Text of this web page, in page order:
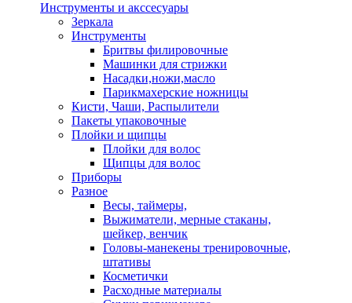
Инструменты и акссесуары
Зеркала
Инструменты
Бритвы филировочные
Машинки для стрижки
Насадки,ножи,масло
Парикмахерские ножницы
Кисти, Чаши, Распылители
Пакеты упаковочные
Плойки и щипцы
Плойки для волос
Щипцы для волос
Приборы
Разное
Весы, таймеры,
Выжиматели, мерные стаканы,
шейкер, венчик
Головы-манекены тренировочные,
штативы
Косметички
Расходные материалы